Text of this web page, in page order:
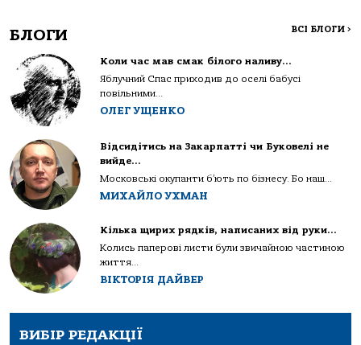
БЛОГИ ВСІ БЛОГИ >
Коли час мав смак білого наливу…
Яблучний Спас приходив до оселі бабусі
повільними...
ОЛЕГ УЩЕНКО
Відсидітись на Закарпатті чи Буковелі не
вийде…
Московські окупанти б’ють по бізнесу. Бо наш...
МИХАЙЛО УХМАН
Кілька щирих рядків, написаних від руки…
Колись паперові листи були звичайною частиною
життя...
ВІКТОРІЯ ДАЙВЕР
ВИБІР РЕДАКЦІЇ